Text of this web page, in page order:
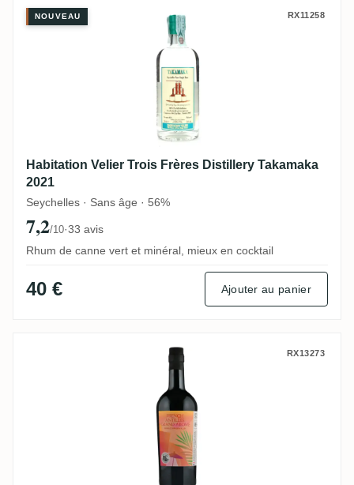
Habitation Velier Trois Frères Distillery
NOUVEAU RX11258
Habitation Velier Trois Frères Distillery Takamaka
2021
Seychelles · Sans âge · 56%
7,2/10·33 avis
Rhum de canne vert et minéral, mieux en cocktail
40 € Ajouter au panier
Le Galion S.B.S French Antilles Grand
RX13273